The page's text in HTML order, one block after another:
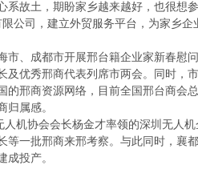
故土，期盼家乡越来越好，也很想参
司，建立外贸服务平台，为家乡企
、成都市开展邢台籍企业家新春慰
及优秀邢商代表列席市两会。同时
邢商资源网络，目前全国邢台商会
归属感。
协会会长杨金才率领的深圳无人
一批邢商来邢考察。与此同时，襄
成投产。